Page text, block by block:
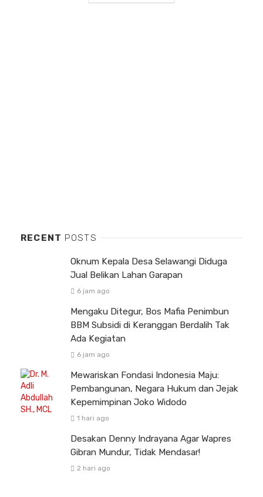
RECENT POSTS
Oknum Kepala Desa Selawangi Diduga
Jual Belikan Lahan Garapan
6 jam ago
Mengaku Ditegur, Bos Mafia Penimbun
BBM Subsidi di Keranggan Berdalih Tak
Ada Kegiatan
6 jam ago
Mewariskan Fondasi Indonesia Maju:
Pembangunan, Negara Hukum dan Jejak
Kepemimpinan Joko Widodo
1 hari ago
Desakan Denny Indrayana Agar Wapres
Gibran Mundur, Tidak Mendasar!
2 hari ago